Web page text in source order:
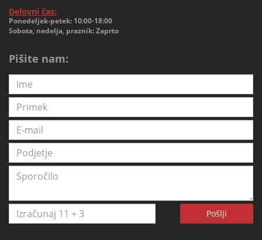
Delovni čas:
Ponedeljek-petek: 10:00-18:00
Sobota, nedelja, praznik: Zaprto
Pišite nam:
Pošlji